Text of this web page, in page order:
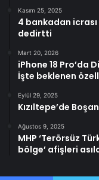
Kasım 25, 2025
4 bankadan
dedirtti
Mart 20, 2026
iPhone 18 Pro’da
İşte beklenen
Eylül 29, 2025
Kızıltepe’de
Ağustos 9, 2025
MHP ‘Terörsüz
bölge’ afişleri